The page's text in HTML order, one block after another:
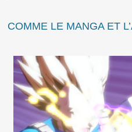
COMME LE MANGA ET